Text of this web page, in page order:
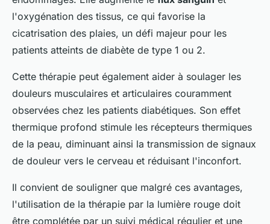
l'oxygénation des tissus, ce qui favorise la
cicatrisation des plaies, un défi majeur pour les
patients atteints de diabète de type 1 ou 2.
Cette thérapie peut également aider à soulager les
douleurs musculaires et articulaires couramment
observées chez les patients diabétiques. Son effet
thermique profond stimule les récepteurs thermiques
de la peau, diminuant ainsi la transmission de signaux
de douleur vers le cerveau et réduisant l'inconfort.
Il convient de souligner que malgré ces avantages,
l'utilisation de la thérapie par la lumière rouge doit
être complétée par un suivi médical régulier et une